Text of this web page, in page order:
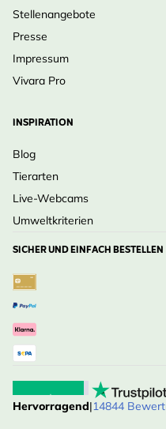
Stellenangebote
Presse
Impressum
Vivara Pro
INSPIRATION
Blog
Tierarten
Live-Webcams
Umweltkriterien
SICHER UND EINFACH BESTELLEN
Hervorragend|14844